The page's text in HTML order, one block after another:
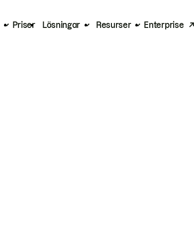
Priser Lösningar Resurser Enterprise